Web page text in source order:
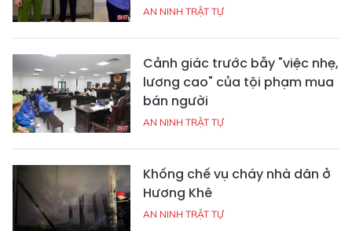
AN NINH TRẬT TỰ
Cảnh giác trước bẫy "việc nhẹ,
lương cao" của tội phạm mua
bán người
AN NINH TRẬT TỰ
Khống chế vụ cháy nhà dân ở
Hương Khê
AN NINH TRẬT TỰ